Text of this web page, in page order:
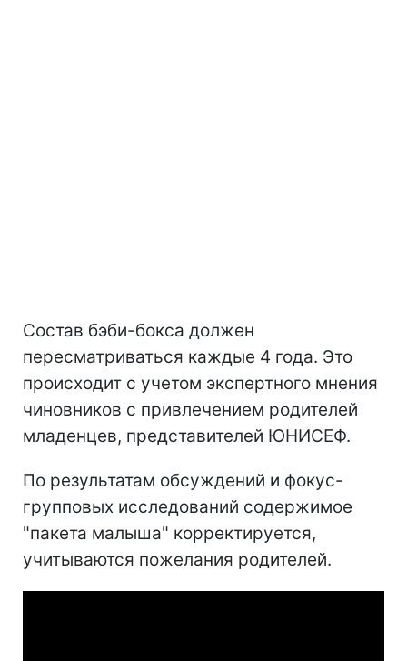
Состав бэби-бокса должен
пересматриваться каждые 4 года. Это
происходит с учетом экспертного мнения
чиновников с привлечением родителей
младенцев, представителей ЮНИСЕФ.
По результатам обсуждений и фокус-
групповых исследований содержимое
"пакета малыша" корректируется,
учитываются пожелания родителей.